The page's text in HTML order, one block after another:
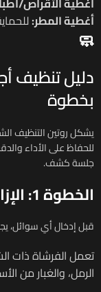
أغطية المطر:
🧼
دليل تنظيف
بخطوة
يشكل روتين التنظيف
للحفاظ على الأداء
جلسة كشف.
الخطوة 1: الإزالة الأولية للحطام
قبل إدخال أي سوائل،
تعمل الفرشاة ذات
الرمل، والغبار من